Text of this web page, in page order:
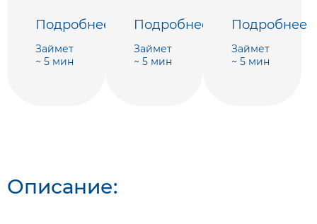
Подробнее
Займет
~ 5 мин
Подробнее
Займет
~ 5 мин
Подробнее
Займет
~ 5 мин
Описание: